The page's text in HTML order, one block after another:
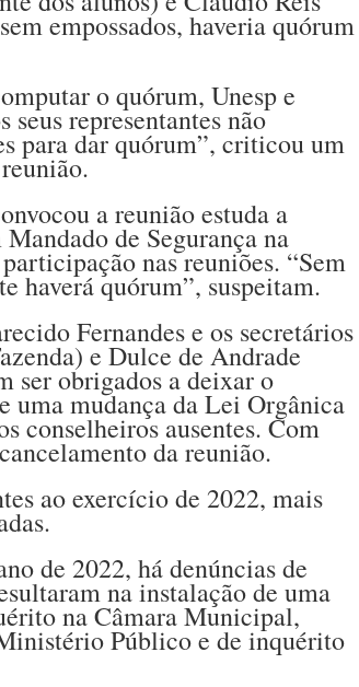
empossados, haveria quórum
o quórum, Unesp e
seus representantes não
para dar quórum”, criticou um
a reunião estuda a
de Segurança na
nas reuniões. “Sem
haverá quórum”, suspeitam.
Fernandes e os secretários
e Dulce de Andrade
ser obrigados a deixar o
uma mudança da Lei Orgânica
conselheiros ausentes. Com
da reunião.
ao exercício de 2022, mais
de 2022, há denúncias de
na instalação de uma
na Câmara Municipal,
Público e de inquérito